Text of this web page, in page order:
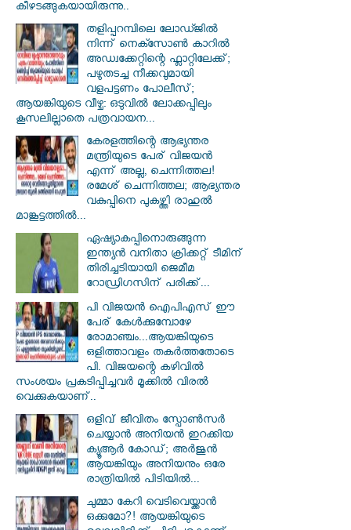
കീഴടങ്ങുകയായിരുന്നു..
തളിപ്പറമ്പിലെ ലോഡ്ജിൽ
നിന്ന് നെക്സോൺ കാറിൽ
അഡ്വക്കേറ്റിന്റെ ഫ്ലാറ്റിലേക്ക്;
പഴുതടച്ച നീക്കവുമായി
വളപട്ടണം പോലീസ്;
ആയങ്കിയുടെ വീഴ്ച: ഒടുവിൽ ലോക്കപ്പിലും
കൂസലില്ലാതെ പത്രവായന...
കേരളത്തിന്റെ ആഭ്യന്തര
മന്ത്രിയുടെ പേര് വിജയൻ
എന്ന് അല്ല, ചെന്നിത്തല!
രമേശ് ചെന്നിത്തല; ആഭ്യന്തര
വകുപ്പിനെ പുകഴ്ത്തി രാഹുൽ
മാങ്കൂട്ടത്തിൽ...
ഏഷ്യാകപ്പിനൊരുങ്ങുന്ന
ഇന്ത്യൻ വനിതാ ക്രിക്കറ്റ് ടീമിന്
തിരിച്ചടിയായി ജെമീമ
റോഡ്രിഗസിന് പരിക്ക്...
പി വിജയന്‍ ഐപിഎസ് ഈ
പേര് കേൾക്കുമ്പോഴേ
രോമാഞ്ചം...ആയങ്കിയുടെ
ഒളിത്താവളം തകര്‍ത്തതോടെ
പി. വിജയന്റെ കഴിവില്‍
സംശയം പ്രകടിപ്പിച്ചവര്‍ മൂക്കില്‍ വിരല്‍
വെക്കുകയാണ്..
ഒളിവ് ജീവിതം സ്പോൺസർ
ചെയ്യാൻ അനിയൻ ഇറക്കിയ
ക്യൂആർ കോഡ്; അർജുൻ
ആയങ്കിയും അനിയനും ഒരേ
രാത്രിയിൽ പിടിയിൽ...
ചുമ്മാ കേറി വെടിവെയ്ക്കാൻ
ഒക്കുമോ?! ആയങ്കിയുടെ